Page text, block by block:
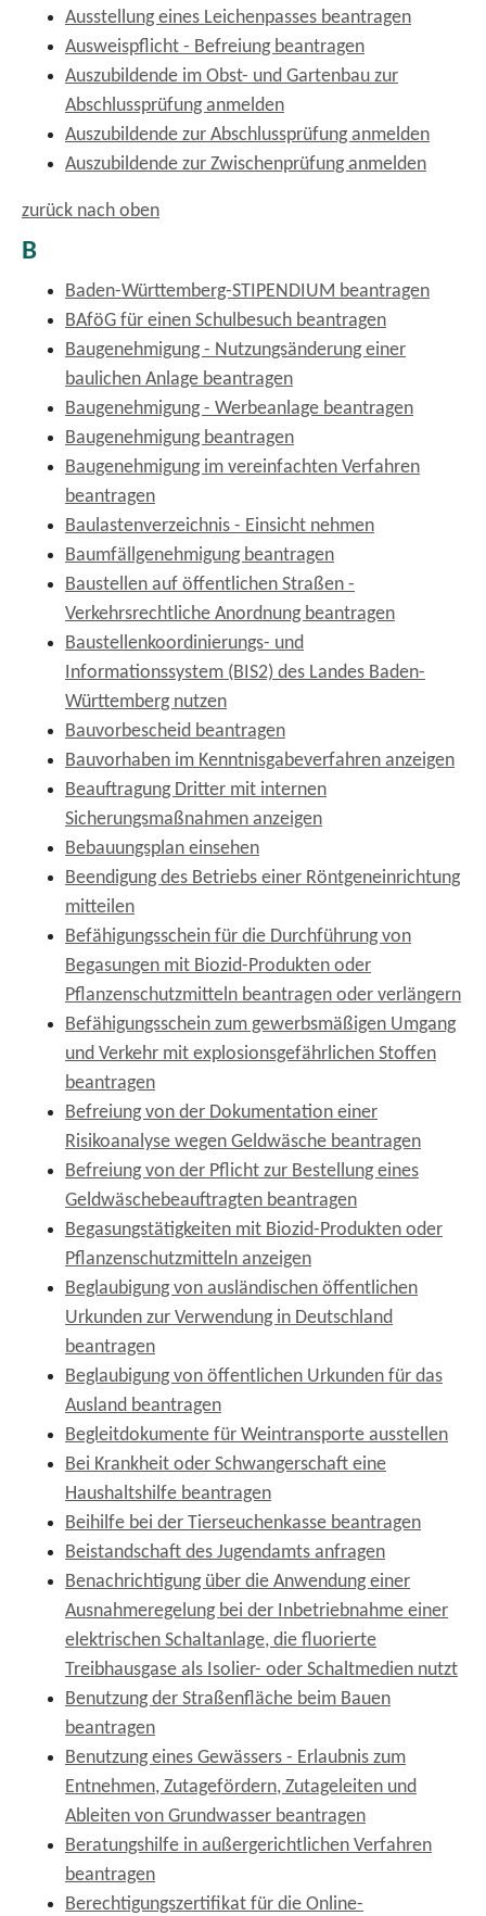
Ausstellung eines Leichenpasses beantragen
Ausweispflicht - Befreiung beantragen
Auszubildende im Obst- und Gartenbau zur
Abschlussprüfung anmelden
Auszubildende zur Abschlussprüfung anmelden
Auszubildende zur Zwischenprüfung anmelden
zurück nach oben
B
Baden-Württemberg-STIPENDIUM beantragen
BAföG für einen Schulbesuch beantragen
Baugenehmigung - Nutzungsänderung einer
baulichen Anlage beantragen
Baugenehmigung - Werbeanlage beantragen
Baugenehmigung beantragen
Baugenehmigung im vereinfachten Verfahren
beantragen
Baulastenverzeichnis - Einsicht nehmen
Baumfällgenehmigung beantragen
Baustellen auf öffentlichen Straßen -
Verkehrsrechtliche Anordnung beantragen
Baustellenkoordinierungs- und
Informationssystem (BIS2) des Landes Baden-
Württemberg nutzen
Bauvorbescheid beantragen
Bauvorhaben im Kenntnisgabeverfahren anzeigen
Beauftragung Dritter mit internen
Sicherungsmaßnahmen anzeigen
Bebauungsplan einsehen
Beendigung des Betriebs einer Röntgeneinrichtung
mitteilen
Befähigungsschein für die Durchführung von
Begasungen mit Biozid-Produkten oder
Pflanzenschutzmitteln beantragen oder verlängern
Befähigungsschein zum gewerbsmäßigen Umgang
und Verkehr mit explosionsgefährlichen Stoffen
beantragen
Befreiung von der Dokumentation einer
Risikoanalyse wegen Geldwäsche beantragen
Befreiung von der Pflicht zur Bestellung eines
Geldwäschebeauftragten beantragen
Begasungstätigkeiten mit Biozid-Produkten oder
Pflanzenschutzmitteln anzeigen
Beglaubigung von ausländischen öffentlichen
Urkunden zur Verwendung in Deutschland
beantragen
Beglaubigung von öffentlichen Urkunden für das
Ausland beantragen
Begleitdokumente für Weintransporte ausstellen
Bei Krankheit oder Schwangerschaft eine
Haushaltshilfe beantragen
Beihilfe bei der Tierseuchenkasse beantragen
Beistandschaft des Jugendamts anfragen
Benachrichtigung über die Anwendung einer
Ausnahmeregelung bei der Inbetriebnahme einer
elektrischen Schaltanlage, die fluorierte
Treibhausgase als Isolier- oder Schaltmedien nutzt
Benutzung der Straßenfläche beim Bauen
beantragen
Benutzung eines Gewässers - Erlaubnis zum
Entnehmen, Zutagefördern, Zutageleiten und
Ableiten von Grundwasser beantragen
Beratungshilfe in außergerichtlichen Verfahren
beantragen
Berechtigungszertifikat für die Online-